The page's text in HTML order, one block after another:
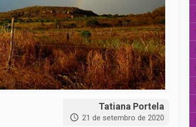
Tatiana Portela
21 de setembro de 2020